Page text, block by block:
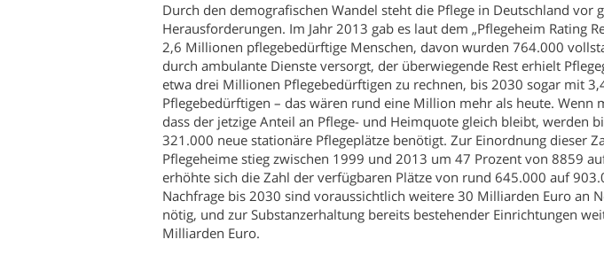
Durch den demografischen Wandel steht die Pflege in Deutschland vor
Herausforderungen. Im Jahr 2013 gab es laut dem „Pflegeheim Rating
2,6 Millionen pflegebedürftige Menschen, davon wurden 764.000
durch ambulante Dienste versorgt, der überwiegende Rest erhielt
etwa drei Millionen Pflegebedürftigen zu rechnen, bis 2030 sogar mit
Pflegebedürftigen – das wären rund eine Million mehr als heute. Wenn
dass der jetzige Anteil an Pflege- und Heimquote gleich bleibt, werden
321.000 neue stationäre Pflegeplätze benötigt. Zur Einordnung dieser
Pflegeheime stieg zwischen 1999 und 2013 um 47 Prozent von 8859
erhöhte sich die Zahl der verfügbaren Plätze von rund 645.000 auf
Nachfrage bis 2030 sind voraussichtlich weitere 30 Milliarden Euro an
nötig, und zur Substanzerhaltung bereits bestehender Einrichtungen
Milliarden Euro.